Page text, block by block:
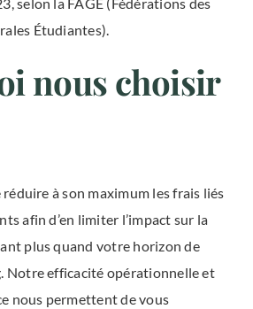
Étudiantes).
nous choisir
à son maximum les frais liés
afin d’en limiter l’impact sur la
plus quand votre horizon de
Notre efficacité opérationnelle et
nous permettent de vous